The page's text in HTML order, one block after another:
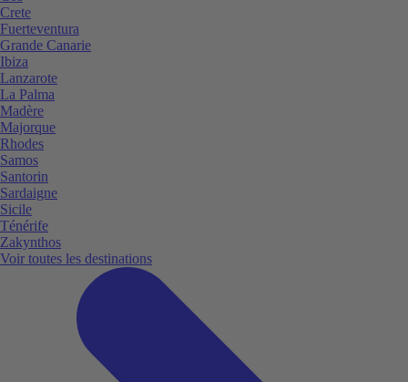
Crete
Fuerteventura
Grande Canarie
Ibiza
Lanzarote
La Palma
Madère
Majorque
Rhodes
Samos
Santorin
Sardaigne
Sicile
Ténérife
Zakynthos
Voir toutes les destinations